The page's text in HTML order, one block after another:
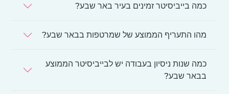
כמה בייביסיטר זמינים בעיר באר שבע?
מהו התעריף הממוצע של שמרטפות בבאר שבע?
כמה שנות ניסיון בעבודה יש לבייביסיטר הממוצע
בבאר שבע?